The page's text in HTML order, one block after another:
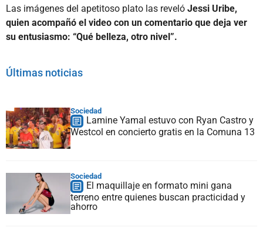
Las imágenes del apetitoso plato las reveló Jessi Uribe,
quien acompañó el video con un comentario que deja ver
su entusiasmo: “Qué belleza, otro nivel”.
Últimas noticias
Sociedad
Lamine Yamal estuvo con Ryan Castro y
Westcol en concierto gratis en la Comuna 13
Sociedad
El maquillaje en formato mini gana
terreno entre quienes buscan practicidad y
ahorro